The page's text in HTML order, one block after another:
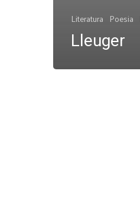
Literatura Poesia
Lleuger